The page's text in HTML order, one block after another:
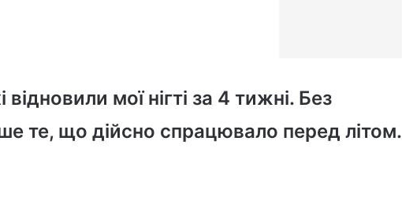
мої нігті за 4 тижні. Без
те, що дійсно спрацювало перед літом.